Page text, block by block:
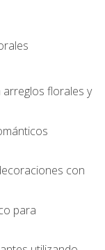
florales y
con
para